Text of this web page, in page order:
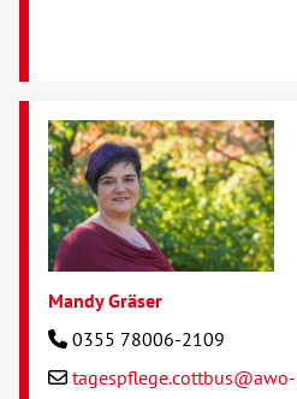
Mandy Gräser
0355 78006-2109